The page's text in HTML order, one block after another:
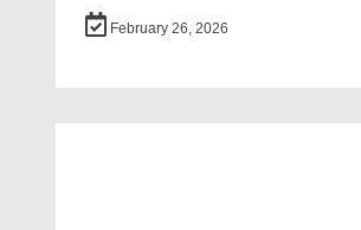
February 26, 2026